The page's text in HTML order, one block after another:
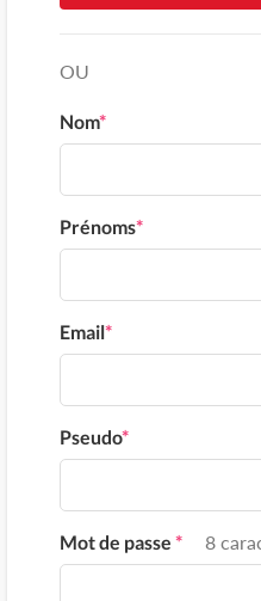
OU
Nom*
Prénoms*
Email*
Pseudo*
Mot de passe * 8